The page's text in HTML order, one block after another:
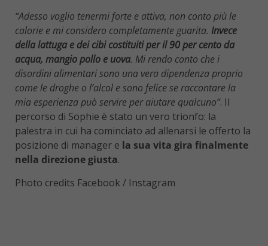
“Adesso voglio tenermi forte e attiva, non conto più le
calorie e mi considero completamente guarita. Invece
della lattuga e dei cibi costituiti per il 90 per cento da
acqua, mangio pollo e uova. Mi rendo conto che i
disordini alimentari sono una vera dipendenza proprio
come le droghe o l’alcol e sono felice se raccontare la
mia esperienza può servire per aiutare qualcuno”. Il
percorso di Sophie è stato un vero trionfo: la
palestra in cui ha cominciato ad allenarsi le offerto la
posizione di manager e la sua vita gira finalmente
nella direzione giusta.
Photo credits Facebook / Instagram